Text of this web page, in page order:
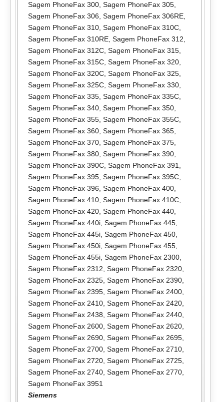
Sagem PhoneFax 300, Sagem PhoneFax 305,
Sagem PhoneFax 306, Sagem PhoneFax 306RE,
Sagem PhoneFax 310, Sagem PhoneFax 310C,
Sagem PhoneFax 310RE, Sagem PhoneFax 312,
Sagem PhoneFax 312C, Sagem PhoneFax 315,
Sagem PhoneFax 315C, Sagem PhoneFax 320,
Sagem PhoneFax 320C, Sagem PhoneFax 325,
Sagem PhoneFax 325C, Sagem PhoneFax 330,
Sagem PhoneFax 335, Sagem PhoneFax 335C,
Sagem PhoneFax 340, Sagem PhoneFax 350,
Sagem PhoneFax 355, Sagem PhoneFax 355C,
Sagem PhoneFax 360, Sagem PhoneFax 365,
Sagem PhoneFax 370, Sagem PhoneFax 375,
Sagem PhoneFax 380, Sagem PhoneFax 390,
Sagem PhoneFax 390C, Sagem PhoneFax 391,
Sagem PhoneFax 395, Sagem PhoneFax 395C,
Sagem PhoneFax 396, Sagem PhoneFax 400,
Sagem PhoneFax 410, Sagem PhoneFax 410C,
Sagem PhoneFax 420, Sagem PhoneFax 440,
Sagem PhoneFax 440i, Sagem PhoneFax 445,
Sagem PhoneFax 445i, Sagem PhoneFax 450,
Sagem PhoneFax 450i, Sagem PhoneFax 455,
Sagem PhoneFax 455i, Sagem PhoneFax 2300,
Sagem PhoneFax 2312, Sagem PhoneFax 2320,
Sagem PhoneFax 2325, Sagem PhoneFax 2390,
Sagem PhoneFax 2395, Sagem PhoneFax 2400,
Sagem PhoneFax 2410, Sagem PhoneFax 2420,
Sagem PhoneFax 2438, Sagem PhoneFax 2440,
Sagem PhoneFax 2600, Sagem PhoneFax 2620,
Sagem PhoneFax 2690, Sagem PhoneFax 2695,
Sagem PhoneFax 2700, Sagem PhoneFax 2710,
Sagem PhoneFax 2720, Sagem PhoneFax 2725,
Sagem PhoneFax 2740, Sagem PhoneFax 2770,
Sagem PhoneFax 3951
Siemens